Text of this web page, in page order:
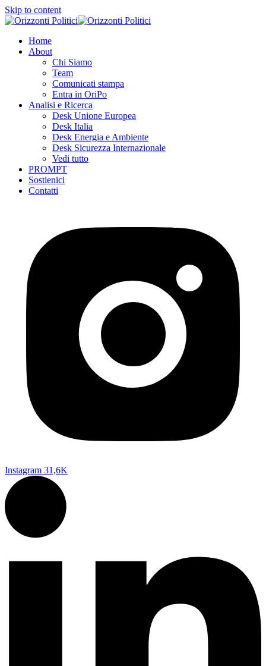
Skip to content
Home
About
Chi Siamo
Team
Comunicati stampa
Entra in OriPo
Analisi e Ricerca
Desk Unione Europea
Desk Italia
Desk Energia e Ambiente
Desk Sicurezza Internazionale
Vedi tutto
PROMPT
Sostienici
Contatti
Instagram 31,6K